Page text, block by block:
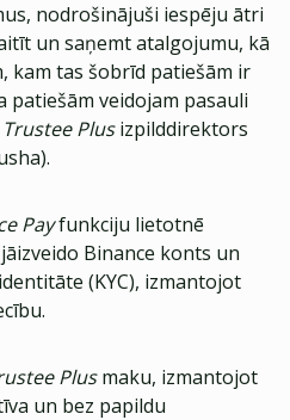
nodrošinājuši iespēju ātri
un saņemt atalgojumu, kā
kam tas šobrīd patiešām ir
patiešām veidojam pasauli
Trustee Plusizpilddirektors
Payfunkciju lietotnē
Binance konts un
(KYC), izmantojot
Plusmaku, izmantojot
un bez papildu